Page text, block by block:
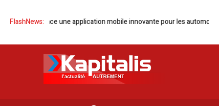
FlashNews:
FIX’N’GO lance une application mobile innovante pour les